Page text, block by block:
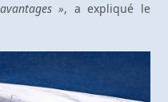
», a expliqué le